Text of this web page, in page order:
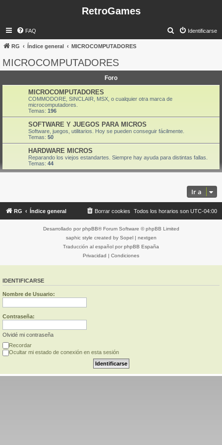
RetroGames
FAQ Identificarse
RG Índice general MICROCOMPUTADORES
MICROCOMPUTADORES
Foro
MICROCOMPUTADORES
COMMODORE, SINCLAIR, MSX, o cualquier otra marca de
microcomputadores.
Temas: 196
SOFTWARE Y JUEGOS PARA MICROS
Software, juegos, utilitarios. Hoy se pueden conseguir fácilmente.
Temas: 50
HARDWARE MICROS
Reparando los viejos estandartes. Siempre hay ayuda para distintas fallas.
Temas: 44
Ir a
RG Índice general Todos los horarios son UTC-04:00
Borrar cookies
Desarrollado por phpBB® Forum Software © phpBB Limited
saphic style created by Sopel| nextgen
Traducción al español por phpBB España
Privacidad | Condiciones
IDENTIFICARSE
Nombre de Usuario:
Contraseña:
Olvidé mi contraseña
Recordar
Ocultar mi estado de conexión en esta sesión